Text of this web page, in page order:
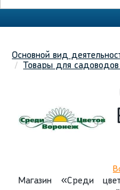
Основной вид
Товары для садоводов
Магазин «Среди